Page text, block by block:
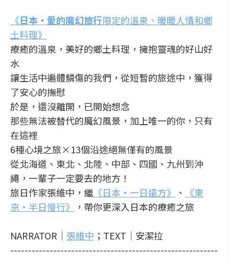
《日本・ 愛的魔幻旅行限定的溫泉、暖暖人情和鄉
土料理》
療癒的溫泉，美好的鄉土料理，擁抱靈魂的好山好
水
讓生活中遍體鱗傷的我們，從短暫的旅途中，獲得
了安心的撫慰
於是，還沒離開，已開始想念
那些無法被替代的魔幻風景，加上唯一的你，只有
在這裡
6種心境之旅×13個沿途絕無僅有的風景
從北海道、東北、北陸、中部、四國、九州到沖
繩，一輩子一定要去的地方！
旅日作家張維中，繼 《日本‧一日遠方》 、 《東
京‧半日慢行》
，帶你更深入日本的療癒之旅
NARRATOR｜ 張維中 ；TEXT｜安潔拉
----------------------------------------------------------